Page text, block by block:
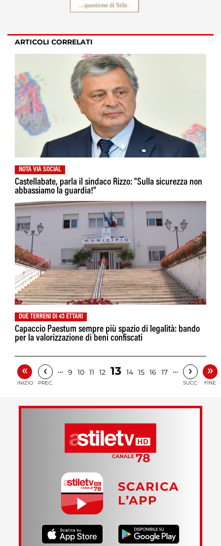
ARTICOLI CORRELATI
NOTA VIA SOCIAL
Castellabate, parla il sindaco Rizzo: "Sulla sicurezza non
abbassiamo la guardia!"
DUE TERRENI DI 43 ETTARI
Capaccio Paestum sempre più spazio di legalità: bando
per la valorizzazione di beni confiscati
«
INIZIO
‹
PREC.
… 9 10 11 12 13 14 15 16 17 … ›
SUCC.
»
FINE
SCARICA
L’APP